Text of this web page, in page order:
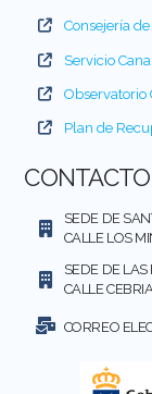
Consejería
Servicio
Observatorio
Plan de
CONTACTO
SEDE DE
CALLE LOS
SEDE DE
CALLE
CORREO